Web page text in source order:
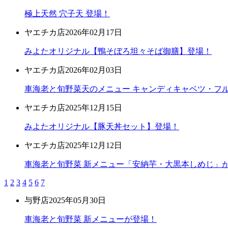
極上天然 穴子天 登場！
ヤエチカ店2026年02月17日
みよたオリジナル【鴨そぼろ坦々そば御膳】登場！
ヤエチカ店2026年02月03日
車海老と旬野菜天のメニュー キャンディキャベツ・フ
ヤエチカ店2025年12月15日
みよたオリジナル【豚天丼セット】登場！
ヤエチカ店2025年12月12日
車海老と旬野菜 新メニュー「安納芋・大黒本しめじ」
1 2 3 4 5 6 7
与野店2025年05月30日
車海老と旬野菜 新メニューが登場！